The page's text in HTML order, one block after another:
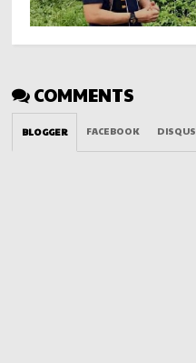
COMMENTS
BLOGGER FACEBOOK DISQUS